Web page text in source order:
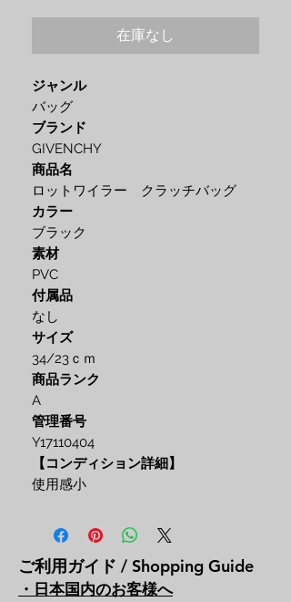
在庫なし
ジャンル
バッグ
ブランド
GIVENCHY
商品名
ロットワイラー クラッチバッグ
カラー
ブラック
素材
PVC
付属品
なし
サイズ
34/23ｃｍ
商品ランク
A
管理番号
Y17110404
【コンディション詳細】
使用感小
ご利用ガイド / Shopping Guide
・日本国内のお客様へ